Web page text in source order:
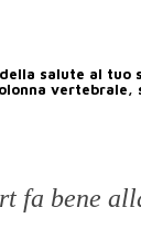
salute al tuo
vertebrale,
fa bene